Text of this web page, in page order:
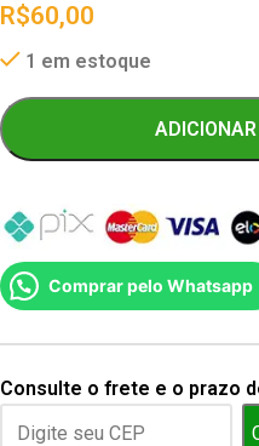
R$60,00
1 em estoque
Comprar pelo Whatsapp
Consulte o frete e o prazo